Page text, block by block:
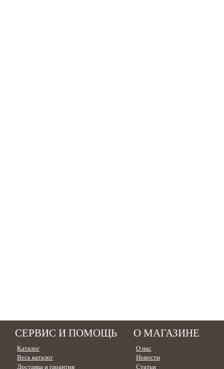
СЕРВИС И ПОМОЩЬ
Каталог
Весь каталог
Доставка и гарантия
О МАГАЗИНЕ
О нас
Новости
Статьи